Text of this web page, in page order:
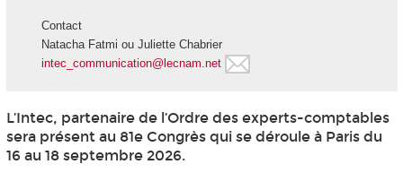
Contact
Natacha Fatmi ou Juliette Chabrier
intec_communication@lecnam.net
L’Intec, partenaire de l’Ordre des experts-comptables
sera présent au 81e Congrès qui se déroule à Paris du
16 au 18 septembre 2026.